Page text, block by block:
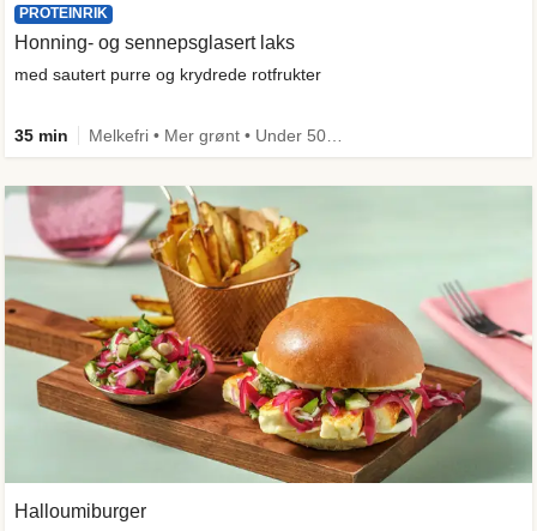
PROTEINRIK
Honning- og sennepsglasert laks
med sautert purre og krydrede rotfrukter
35 min
Halloumiburger